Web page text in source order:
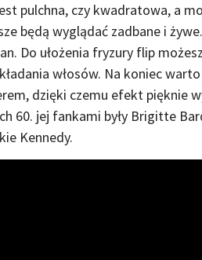
pulchna, czy kwadratowa, a
będą wyglądać zadbane i
Do ułożenia fryzury flip
włosów. Na koniec
dzięki czemu efekt pięknie
60. jej fankami były Brigitte
Kennedy.